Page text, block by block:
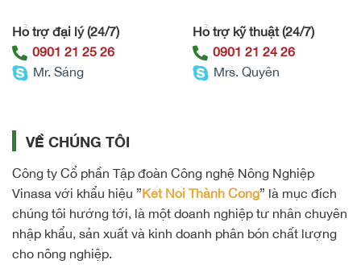
Hỗ trợ đại lý (24/7)
0901 21 25 26
Mr. Sáng
Hỗ trợ kỹ thuật (24/7)
0901 21 24 26
Mrs. Quyên
VỀ CHÚNG TÔI
Công ty Cổ phần Tập đoàn Công nghệ Nông Nghiệp
Vinasa với khẩu hiệu ”Kết Nối Thành Công” là mục đích
chúng tôi hướng tới, là một doanh nghiệp tư nhân chuyên
nhập khẩu, sản xuất và kinh doanh phân bón chất lượng
cho nông nghiệp.